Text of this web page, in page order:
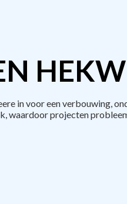
in voor een verbouwing,
waardoor projecten